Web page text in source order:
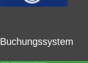
Buchungssystem